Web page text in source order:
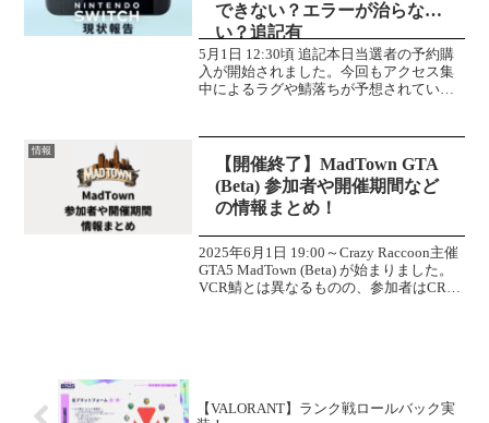
できない？エラーが治らな
い？追記有
5月1日 12:30頃 追記本日当選者の予約購
入が開始されました。今回もアクセス集
中によるラグや鯖落ちが予想されていま
ような変更がされていました。ここに表
示されている待機...
情報
【開催終了】MadTown GTA
(Beta) 参加者や開催期間など
の情報まとめ！
2025年6月1日 19:00～Crazy Raccoon主催
GTA5 MadTown (Beta) が始まりました。
VCR鯖とは異なるものの、参加者はCRの
【VALORANT】ランク戦ロールバック実